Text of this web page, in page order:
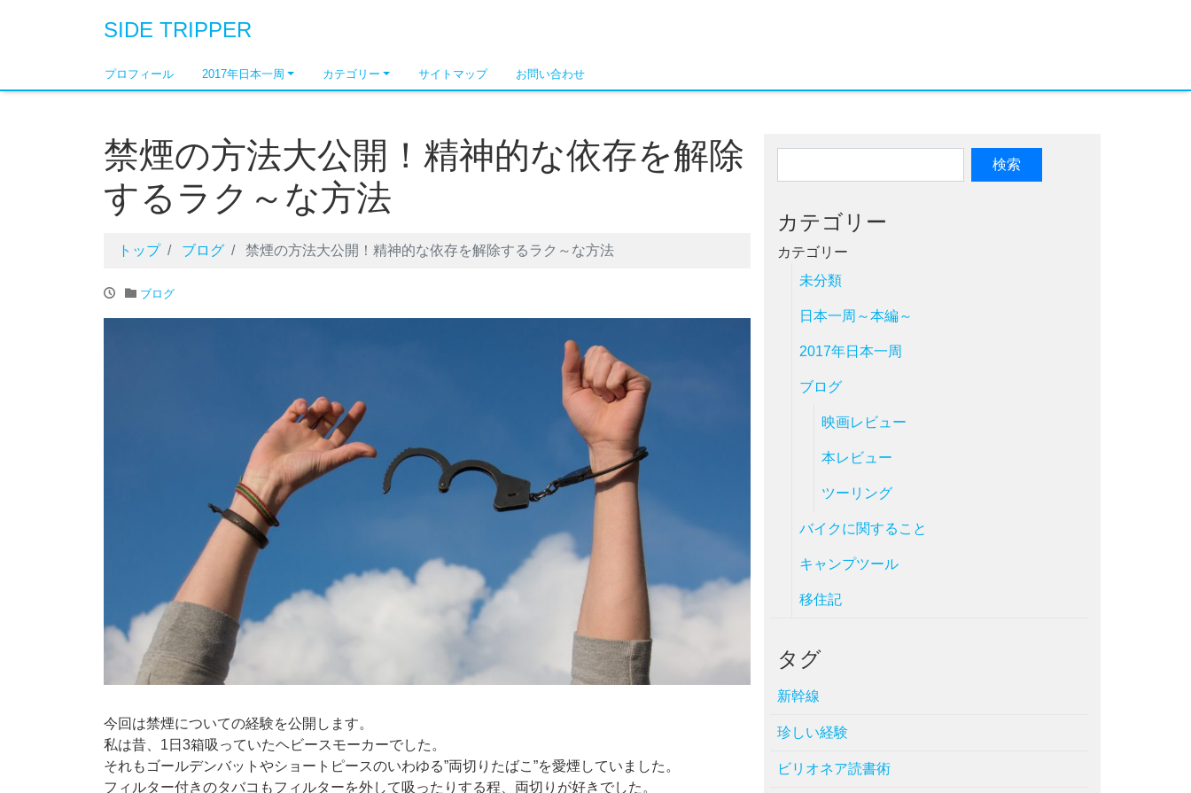
SIDE TRIPPER
プロフィール 2017年日本一周 カテゴリー サイトマップ お問い合わせ
禁煙の方法大公開！精神的な依存を解除
するラク～な方法
トップ ブログ 禁煙の方法大公開！精神的な依存を解除するラク～な方法
ブログ
今回は禁煙についての経験を公開します。
私は昔、1日3箱吸っていたヘビースモーカーでした。
それもゴールデンバットやショートピースのいわゆる”両切りたばこ”を愛煙していました。
フィルター付きのタバコもフィルターを外して吸ったりする程、両切りが好きでした。
カテゴリー
カテゴリー
未分類
日本一周～本編～
2017年日本一周
ブログ
映画レビュー
本レビュー
ツーリング
バイクに関すること
キャンプツール
移住記
タグ
新幹線
珍しい経験
ビリオネア読書術